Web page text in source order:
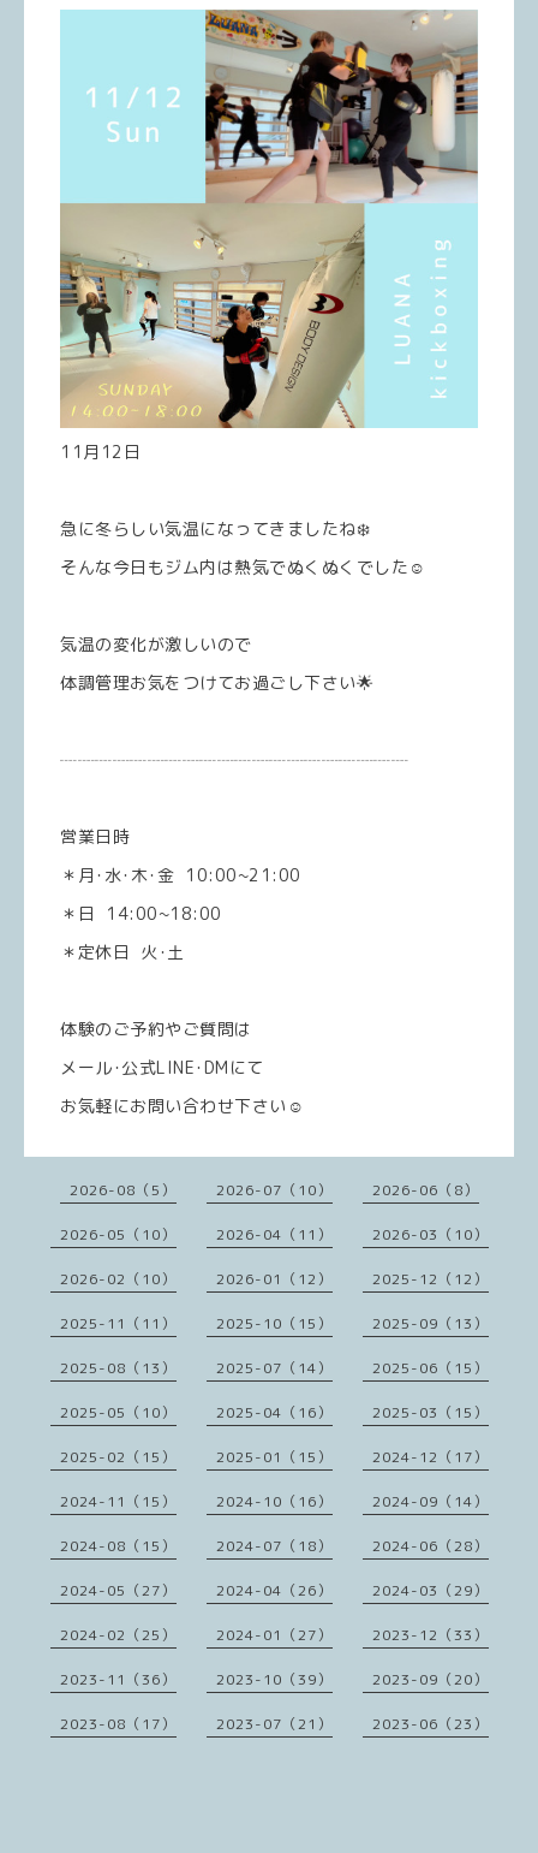
11月12日
急に冬らしい気温になってきましたね❄️
そんな今日もジム内は熱気でぬくぬくでした☺️
気温の変化が激しいので
体調管理お気をつけてお過ごし下さい🌟
┈┈┈┈┈┈┈┈┈┈┈┈┈┈┈┈┈┈┈┈
営業日時
＊月･水･木･金 10:00~21:00
＊日 14:00~18:00
＊定休日 火･土
体験のご予約やご質問は
メール･公式LINE･DMにて
お気軽にお問い合わせ下さい☺️
2026-08（5） 2026-07（10） 2026-06（8）
2026-05（10） 2026-04（11） 2026-03（10）
2026-02（10） 2026-01（12） 2025-12（12）
2025-11（11） 2025-10（15） 2025-09（13）
2025-08（13） 2025-07（14） 2025-06（15）
2025-05（10） 2025-04（16） 2025-03（15）
2025-02（15） 2025-01（15） 2024-12（17）
2024-11（15） 2024-10（16） 2024-09（14）
2024-08（15） 2024-07（18） 2024-06（28）
2024-05（27） 2024-04（26） 2024-03（29）
2024-02（25） 2024-01（27） 2023-12（33）
2023-11（36） 2023-10（39） 2023-09（20）
2023-08（17） 2023-07（21） 2023-06（23）